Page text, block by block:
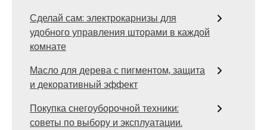
Сделай сам: электрокарнизы для
удобного управления шторами в каждой
комнате
Масло для дерева с пигментом, защита
и декоративный эффект
Покупка снегоуборочной техники:
советы по выбору и эксплуатации.